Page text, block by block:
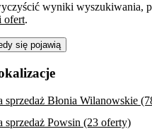
wyniki wyszukiwania,
ofert.
się pojawią
sprzedaż Błonia Wilanowskie
sprzedaż Powsin (23 oferty)